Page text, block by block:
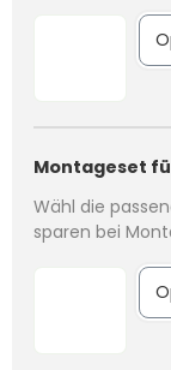
Montageset
Wähl die
sparen bei